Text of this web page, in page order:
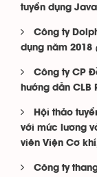
tuyển dụng
Công ty
dụng năm 2018
Công ty CP
hướng dẫn CLB
Hội thảo
với mức lương
viên Viện Cơ
Công ty